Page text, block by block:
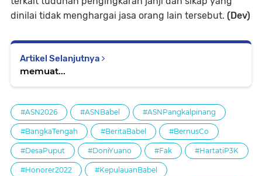
dinilai tidak menghargai jasa orang lain tersebut. (Dev)
Artikel Selanjutnya
memuat...
#ASN2026 #ASNBabel #ASNPangkalpinang
#BangkaTengah #BeritaBabel #BernusCo
#DesaPuput #DoniYuano #Fak #HartatiP3K
#Honorer2022 #KepulauanBabel